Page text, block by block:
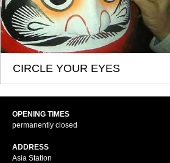
CIRCLE YOUR EYES
OPENING TIMES
permanently closed
ADDRESS
Asia Station